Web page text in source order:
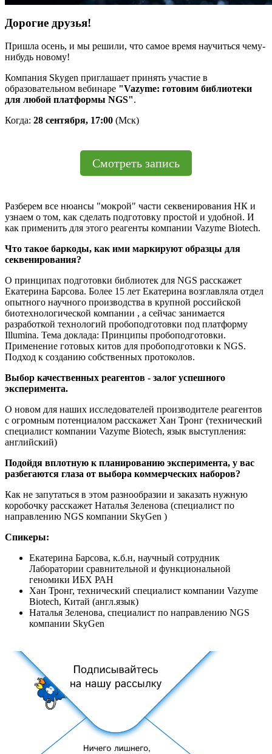
Дорогие друзья!
Пришла осень, и мы решили, что самое время научиться чему-
нибудь новому!
Компания Skygen приглашает принять участие в
образовательном вебинаре "Vazyme: готовим библиотеки
для любой платформы NGS".
Когда: 28 сентября, 17:00 (Мск)
Смотреть запись
Разберем все нюансы "мокрой" части секвенирования НК и
узнаем о том, как сделать подготовку простой и удобной. И
как применить для этого реагенты компании Vazyme Biotech.
Что такое баркоды, как ими маркируют образцы для
секвенирования?
О принципах подготовки библиотек для NGS расскажет
Екатерина Барсова. Более 15 лет Екатерина возглавляла отдел
опытного научного производства в крупной российской
биотехнологической компании , а сейчас занимается
разработкой технологий пробоподготовки под платформу
Illumina. Тема доклада: Принципы пробоподготовки.
Применение готовых китов для пробоподготовки к NGS.
Подход к созданию собственных протоколов.
Выбор качественных реагентов - залог успешного
эксперимента.
О новом для наших исследователей производителе реагентов
с огромным потенциалом расскажет Хан Тронг (технический
специалист компании Vazyme Biotech, язык выступления:
английский)
Подойдя вплотную к планированию эксперимента, у вас
разбегаются глаза от выбора коммерческих наборов?
Как не запутаться в этом разнообразии и заказать нужную
коробочку расскажет Наталья Зеленова (специалист по
направлению NGS компании SkyGen )
Спикеры:
Екатерина Барсова, к.б.н, научный сотрудник
Лаборатории сравнительной и функциональной
геномики ИБХ РАН
Хан Тронг, теxнический специалист компании Vazyme
Biotech, Китай (англ.язык)
Наталья Зеленова, специалист по направлению NGS
компании SkyGen